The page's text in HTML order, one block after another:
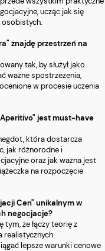
ucząc jak się
osobistych.
znajdę przestrzeń na
tak, by służył jako
ważne spostrzeżenia,
w procesie uczenia
jest must-have
która dostarcza
jak różnorodne i
oraz jak ważna jest
na rozpoczęcie
Cen" unikalnym w
negocjacje?
tym, że łączy teorię z
realistycznych
lepsze warunki cenowe